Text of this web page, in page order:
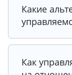
Какие
Как